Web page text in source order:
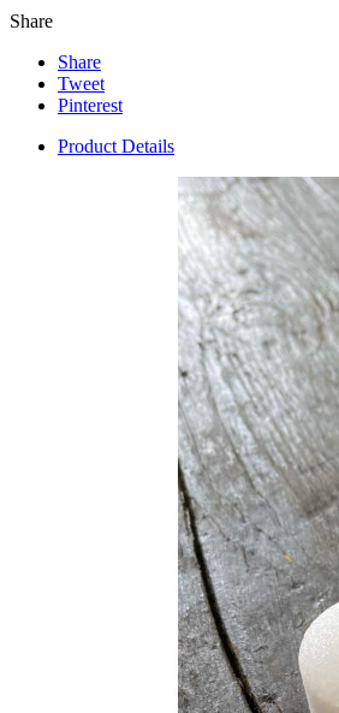
Share
Share
Tweet
Pinterest
Product Details